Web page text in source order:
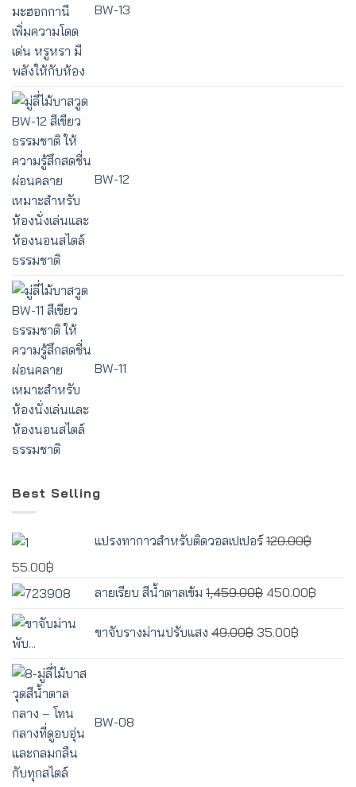
BW-13
BW-12
BW-11
Best Selling
แปรงทากาวสำหรับติดวอลเปเปอร์ 120.00฿
Original
price
120.00฿.
55.00฿
price
55.00฿.
ลายเรียบ สีน้ำตาลเข้ม 1,459.00฿ Original
was:
450.00฿
ขาจับรางม่านปรับแสง 49.00฿ price
35.00฿
BW-08